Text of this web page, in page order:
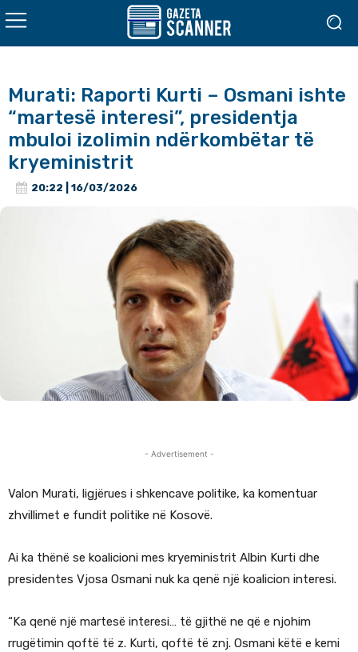
Murati: Raporti Kurti – Osmani ishte
“martesë interesi”, presidentja
mbuloi izolimin ndërkombëtar të
kryeministrit
20:22 | 16/03/2026
- Advertisement -
Valon Murati, ligjërues i shkencave politike, ka komentuar
zhvillimet e fundit politike në Kosovë.
Ai ka thënë se koalicioni mes kryeministrit Albin Kurti dhe
presidentes Vjosa Osmani nuk ka qenë një koalicion interesi.
“Ka qenë një martesë interesi… të gjithë ne që e njohim
rrugëtimin qoftë të z. Kurti, qoftë të znj. Osmani këtë e kemi